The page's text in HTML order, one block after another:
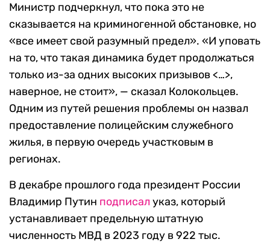
Министр подчеркнул, что пока это не
сказывается на криминогенной обстановке, но
«все имеет свой разумный предел». «И уповать
на то, что такая динамика будет продолжаться
только из-за одних высоких призывов <…>,
наверное, не стоит», — сказал Колокольцев.
Одним из путей решения проблемы он назвал
предоставление полицейским служебного
жилья, в первую очередь участковым в
регионах.
В декабре прошлого года президент России
Владимир Путин подписал указ, который
устанавливает предельную штатную
численность МВД в 2023 году в 922 тыс.